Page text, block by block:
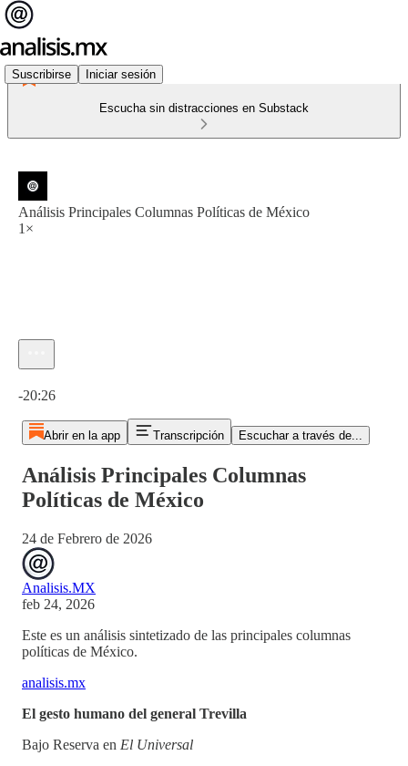
Suscribirse Iniciar sesión
Escucha sin distracciones en Substack
Análisis Principales Columnas Políticas de México
1×
-20:26
Abrir en la app Transcripción Escuchar a través de...
Análisis Principales Columnas
Políticas de México
24 de Febrero de 2026
Analisis.MX
feb 24, 2026
Este es un análisis sintetizado de las principales columnas
políticas de México.
analisis.mx
El gesto humano del general Trevilla
Bajo Reserva en El Universal